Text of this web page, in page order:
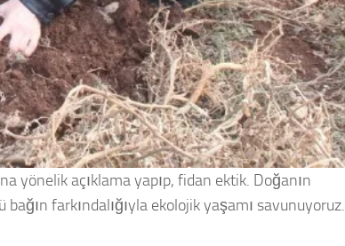
yönelik açıklama yapıp, fidan ektik. Doğanın
farkındalığıyla ekolojik yaşamı savunuyoruz.